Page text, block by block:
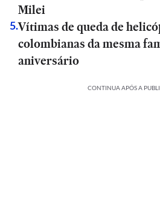
Milei
5.Vítimas de queda de
colombianas da mesma
aniversário
CONTINUA APÓS A